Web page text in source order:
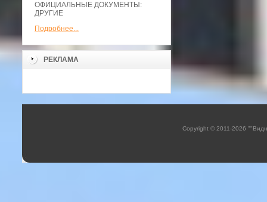
ОФИЦИАЛЬНЫЕ ДОКУМЕНТЫ:
ДРУГИЕ
Подробнее...
РЕКЛАМА
Copyright © 2011-2026